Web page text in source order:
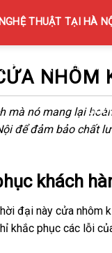
THUẬT TẠI HÀ
HÀ NỘI { KÍNH GÂN
NHÔM
mà nó mang lại
để đảm bảo chất
khách
đại này cửa nhôm
khắc phục các lỗi